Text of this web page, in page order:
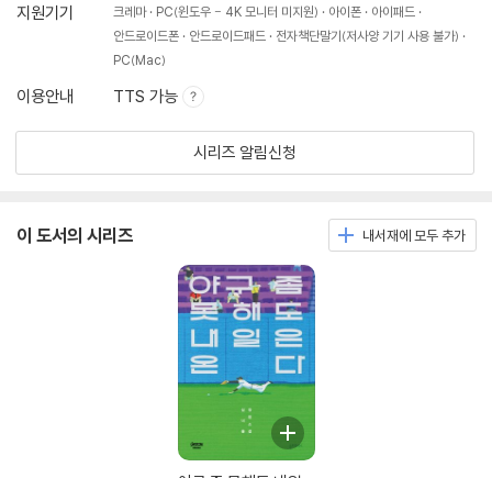
지원기기
크레마 PC(윈도우 - 4K 모니터 미지원) 아이폰
아이패드
안드로이드폰
안드로이드패드
전자책단말기(저사양 기기 사용 불가)
PC(Mac)
이용안내 TTS 가능
시리즈 알림신청
이 도서의 시리즈 내서재에 모두 추가